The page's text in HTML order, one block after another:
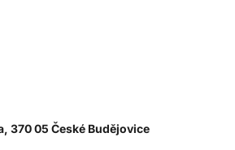
370 05 České Budějovice